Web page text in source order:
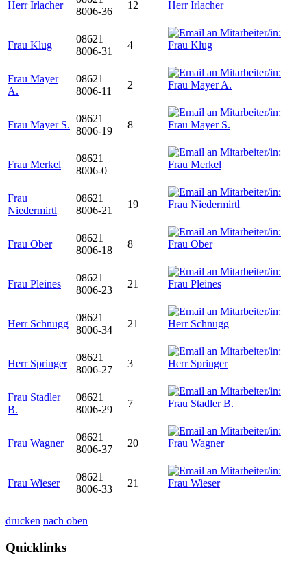
Herr Irlacher
8006-36
12
Frau Klug
08621
8006-31
4
Frau Mayer
A.
08621
8006-11
2
Frau Mayer S.
08621
8006-19
8
Frau Merkel
08621
8006-0
Frau
Niedermirtl
08621
8006-21
19
Frau Ober
08621
8006-18
8
Frau Pleines
08621
8006-23
21
Herr Schnugg
08621
8006-34
21
Herr Springer
08621
8006-27
3
Frau Stadler
B.
08621
8006-29
7
Frau Wagner
08621
8006-37
20
Frau Wieser
08621
8006-33
21
drucken nach oben
Quicklinks